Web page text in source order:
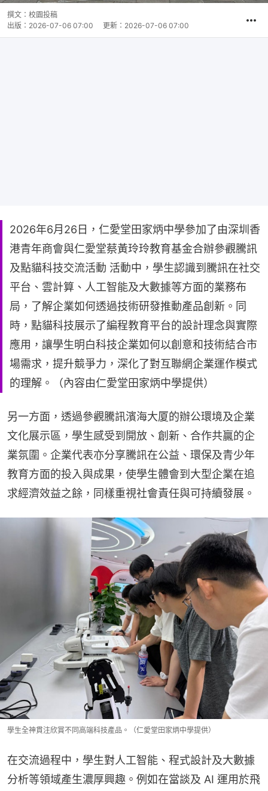
撰文： 校園投稿
出版： 2026-07-06 07:00 更新： 2026-07-06 07:00
2026年6月26日，仁愛堂田家炳中學參加了由深圳香
港青年商會與仁愛堂蔡黃玲玲教育基金合辦參觀騰訊
及點貓科技交流活動 活動中，學生認識到騰訊在社交
平台、雲計算、人工智能及大數據等方面的業務布
局，了解企業如何透過技術研發推動產品創新。同
時，點貓科技展示了編程教育平台的設計理念與實際
應用，讓學生明白科技企業如何以創意和技術結合市
場需求，提升競爭力，深化了對互聯網企業運作模式
的理解。（內容由仁愛堂田家炳中學提供）
另一方面，透過參觀騰訊濱海大厦的辦公環境及企業
文化展示區，學生感受到開放、創新、合作共贏的企
業氛圍。企業代表亦分享騰訊在公益、環保及青少年
教育方面的投入與成果，使學生體會到大型企業在追
求經濟效益之餘，同樣重視社會責任與可持續發展。
學生全神貫注欣賞不同高端科技產品。（仁愛堂田家炳中學提供）
在交流過程中，學生對人工智能、程式設計及大數據
分析等領域產生濃厚興趣。例如在當談及 AI 運用於飛